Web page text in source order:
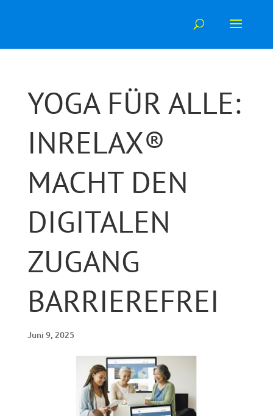
YOGA FÜR ALLE:
INRELAX®
MACHT DEN
DIGITALEN
ZUGANG
BARRIEREFREI
Juni 9, 2025